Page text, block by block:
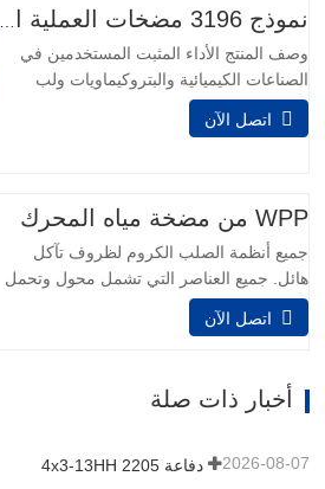
محسن قسط محامل دفع واجب شديد LTi
نهاية الطاقة لتطبيقات التحميل العالي أنظمة
تركيب…
نموذج 3196 مضخات العملية الكيميائية
وصف المنتج الأداء المثبت المستخدمين في
الصناعات الكيميائية والبتروكيماويات ولب
الورق والورق والمعادن الأولية والأغذية
والمشروبات والصناعات العامة يعرفون أنهم لا
من 160 عاما من الخبرة في التصميم ،
والتفاعل مع العملاء ،…
اتصل الآن
WPP من مضخة مياه المحرك
جميع أنظمة الصلب الكروم لظروف تآكل
هائل. جميع العناصر التي تشمل محول وتحمل
وحدة مصنوعة من الفولاذ المقاوم للصدأ.
وعلاوة على ذلك، الفولاذ المقاوم للصدأ يمكن
لتوفير وجود أطول تشغيل في محيط تآكل.
البركات الأساسية كثافة السائبة قابل للتعديل
اتصل الآن
أخبار ذات صلة
دفاعة 4x3-13HH 2205 2026-08-07